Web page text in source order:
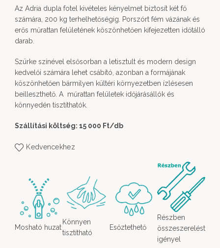
Az Adria dupla fotel kivételes kényelmet biztosít két fő
számára, 200 kg terhelhetőségig. Porszórt fém vázának és
erős műrattan felületének köszönhetően kifejezetten időtálló
darab.
Szürke színével elsősorban a letisztult és modern design
kedvelői számára lehet csábító, azonban a formájának
köszönhetően bármilyen kültéri környezetben ízlésesen
beilleszthető. A műrattan felületek időjárásállók és
könnyedén tisztíthatók.
Szállítási költség: 15 000 Ft/db
Kedvencekhez
Mosható huzat
Könnyen
tisztítható
Esőztethető
Részben
összeszerelést
igényel